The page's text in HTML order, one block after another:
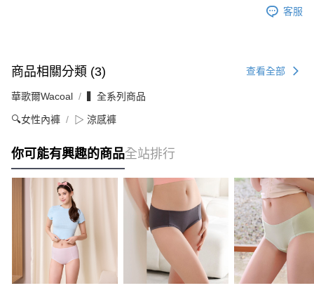
客服
商品相關分類 (3) 查看全部
華歌爾Wacoal ▍全系列商品
🔍女性內褲 ▷ 涼感褲
你可能有興趣的商品全站排行